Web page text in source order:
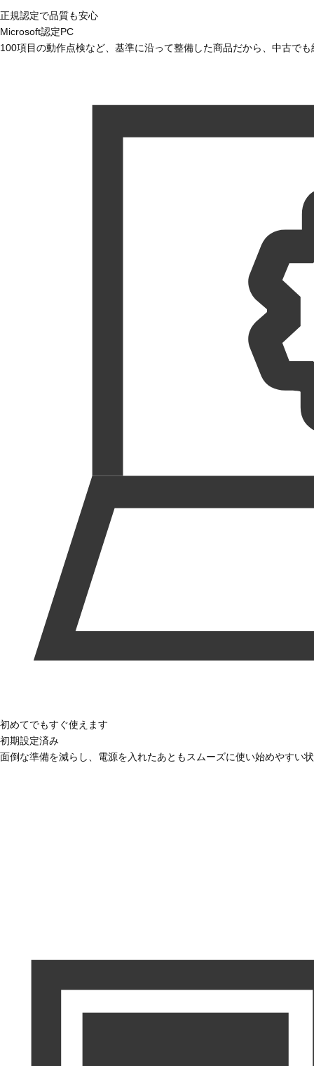
正規認定で品質も安心
Microsoft認定PC
100項目の動作点検など、基準に沿って整備した商品だから、中古で
初めてでもすぐ使えます
初期設定済み
面倒な準備を減らし、電源を入れたあともスムーズに使い始めやすい